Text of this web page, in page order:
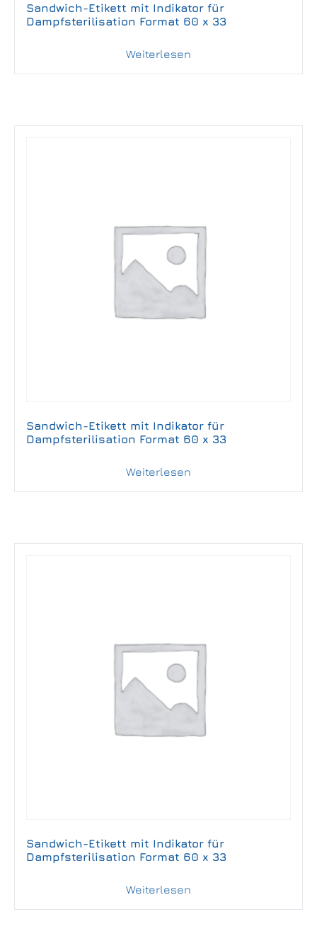
Sandwich-Etikett mit Indikator für
Dampfsterilisation Format 60 x 33
Weiterlesen
Sandwich-Etikett mit Indikator für
Dampfsterilisation Format 60 x 33
Weiterlesen
Sandwich-Etikett mit Indikator für
Dampfsterilisation Format 60 x 33
Weiterlesen